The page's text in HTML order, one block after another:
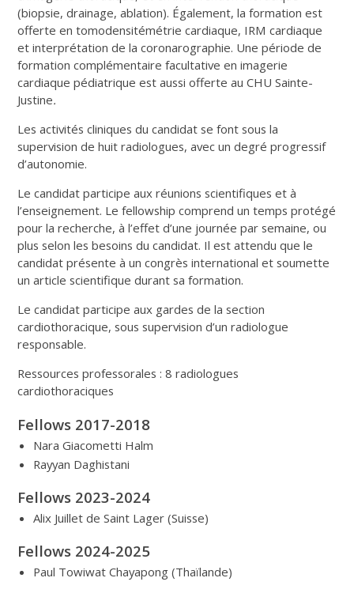
(biopsie, drainage, ablation). Également, la formation est
offerte en tomodensitémétrie cardiaque, IRM cardiaque
et interprétation de la coronarographie. Une période de
formation complémentaire facultative en imagerie
cardiaque pédiatrique est aussi offerte au CHU Sainte-
Justine.
Les activités cliniques du candidat se font sous la
supervision de huit radiologues, avec un degré progressif
d’autonomie.
Le candidat participe aux réunions scientifiques et à
l’enseignement. Le fellowship comprend un temps protégé
pour la recherche, à l’effet d’une journée par semaine, ou
plus selon les besoins du candidat. Il est attendu que le
candidat présente à un congrès international et soumette
un article scientifique durant sa formation.
Le candidat participe aux gardes de la section
cardiothoracique, sous supervision d’un radiologue
responsable.
Ressources professorales : 8 radiologues
cardiothoraciques
Fellows 2017-2018
Nara Giacometti Halm
Rayyan Daghistani
Fellows 2023-2024
Alix Juillet de Saint Lager (Suisse)
Fellows 2024-2025
Paul Towiwat Chayapong (Thaïlande)